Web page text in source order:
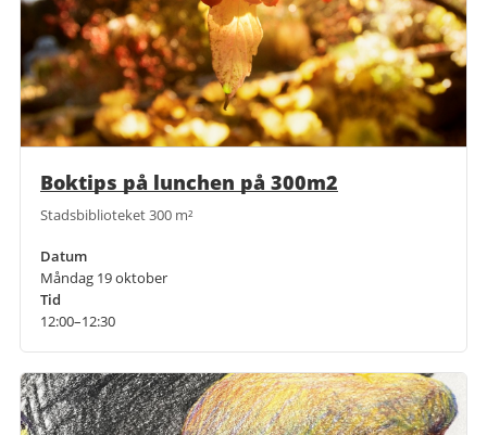
Boktips på lunchen på 300m2
Stadsbiblioteket 300 m²
Datum
Måndag 19 oktober
Tid
12:00–12:30